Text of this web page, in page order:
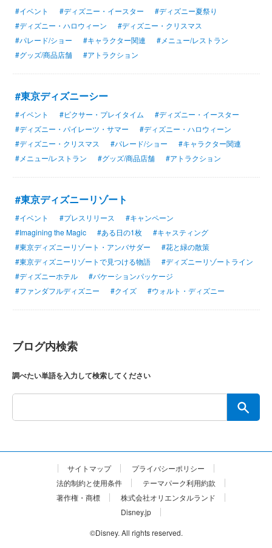
#イベント #ディズニー・イースター
#ディズニー夏祭り
#ディズニー・ハロウィーン
#ディズニー・クリスマス
#パレード/ショー
#キャラクター関連
#メニュー/レストラン
#グッズ/商品店舗
#アトラクション
#東京ディズニーシー
#イベント #ピクサー・プレイタイム
#ディズニー・イースター
#ディズニー・パイレーツ・サマー
#ディズニー・ハロウィーン
#ディズニー・クリスマス
#パレード/ショー
#キャラクター関連
#メニュー/レストラン
#グッズ/商品店舗 #アトラクション
#東京ディズニーリゾート
#イベント #プレスリリース
#キャンペーン
#Imagining the Magic
#ある日の1枚
#キャスティング
#東京ディズニーリゾート・アンバサダー
#花と緑の散策
#東京ディズニーリゾートで見つける物語
#ディズニーリゾートライン
#ディズニーホテル
#バケーションパッケージ
#ファンダフルディズニー
#クイズ #ウォルト・ディズニー
ブログ内検索
調べたい単語を入力して検索してください
サイトマップ
プライバシーポリシー
法的制約と使用条件
テーマパーク利用約款
著作権・商標
株式会社オリエンタルランド
Disney.jp
©Disney. All rights reserved.